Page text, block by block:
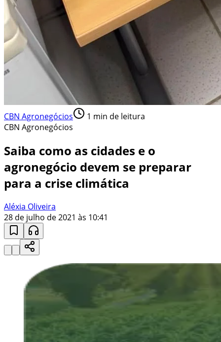
CBN Agronegócios 1 min de leitura
CBN Agronegócios
Saiba como as cidades e o
agronegócio devem se preparar
para a crise climática
Aléxia Oliveira
28 de julho de 2021 às 10:41